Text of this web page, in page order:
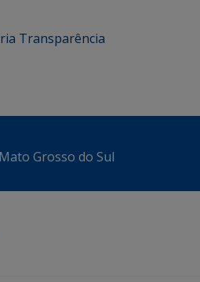
Transparência
Grosso do Sul